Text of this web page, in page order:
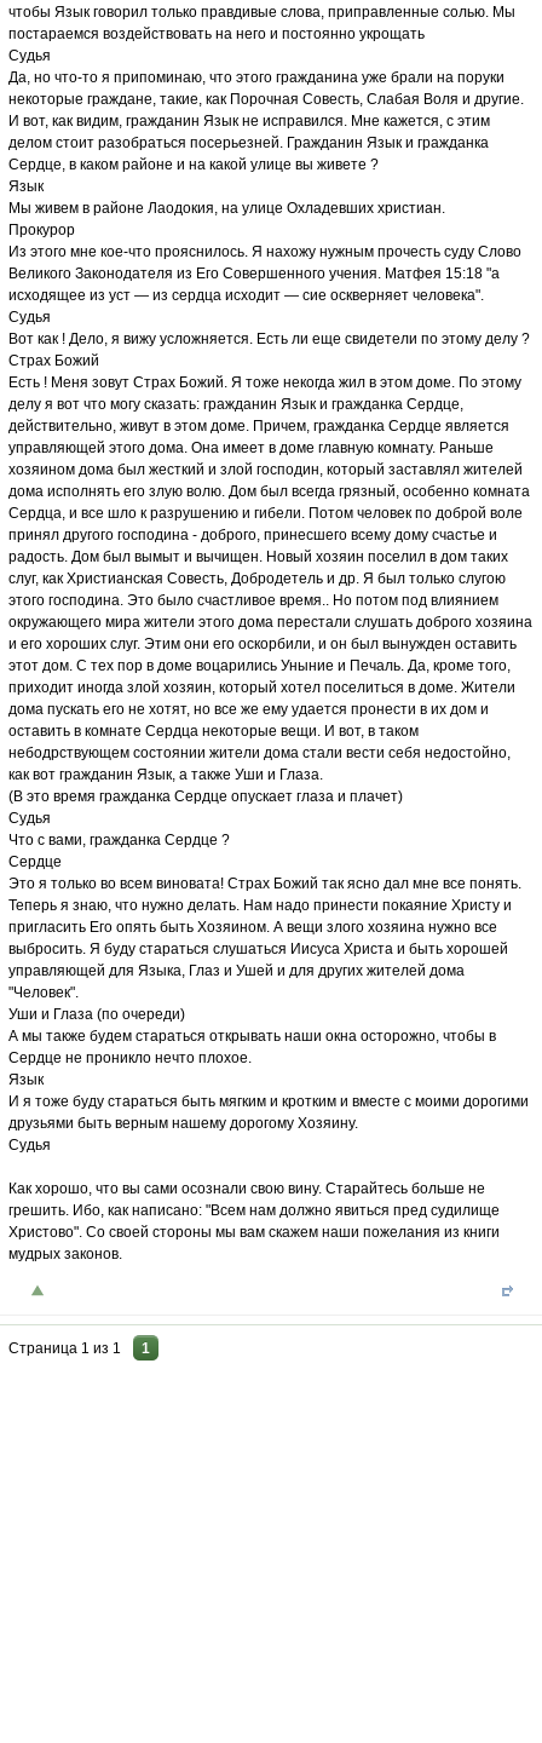
чтобы Язык говорил только правдивые слова, приправленные солью. Мы
постараемся воздействовать на него и постоянно укрощать
Судья
Да, но что-то я припоминаю, что этого гражданина уже брали на поруки
некоторые граждане, такие, как Порочная Совесть, Слабая Воля и другие.
И вот, как видим, гражданин Язык не исправился. Мне кажется, с этим
делом стоит разобраться посерьезней. Гражданин Язык и гражданка
Сердце, в каком районе и на какой улице вы живете ?
Язык
Мы живем в районе Лаодокия, на улице Охладевших христиан.
Прокурор
Из этого мне кое-что прояснилось. Я нахожу нужным прочесть суду Слово
Великого Законодателя из Его Совершенного учения. Матфея 15:18 "а
исходящее из уст — из сердца исходит — сие оскверняет человека".
Судья
Вот как ! Дело, я вижу усложняется. Есть ли еще свидетели по этому делу ?
Страх Божий
Есть ! Меня зовут Страх Божий. Я тоже некогда жил в этом доме. По этому
делу я вот что могу сказать: гражданин Язык и гражданка Сердце,
действительно, живут в этом доме. Причем, гражданка Сердце является
управляющей этого дома. Она имеет в доме главную комнату. Раньше
хозяином дома был жесткий и злой господин, который заставлял жителей
дома исполнять его злую волю. Дом был всегда грязный, особенно комната
Сердца, и все шло к разрушению и гибели. Потом человек по доброй воле
принял другого господина - доброго, принесшего всему дому счастье и
радость. Дом был вымыт и вычищен. Новый хозяин поселил в дом таких
слуг, как Христианская Совесть, Добродетель и др. Я был только слугою
этого господина. Это было счастливое время.. Но потом под влиянием
окружающего мира жители этого дома перестали слушать доброго хозяина
и его хороших слуг. Этим они его оскорбили, и он был вынужден оставить
этот дом. С тех пор в доме воцарились Уныние и Печаль. Да, кроме того,
приходит иногда злой хозяин, который хотел поселиться в доме. Жители
дома пускать его не хотят, но все же ему удается пронести в их дом и
оставить в комнате Сердца некоторые вещи. И вот, в таком
небодрствующем состоянии жители дома стали вести себя недостойно,
как вот гражданин Язык, а также Уши и Глаза.
(В это время гражданка Сердце опускает глаза и плачет)
Судья
Что с вами, гражданка Сердце ?
Сердце
Это я только во всем виновата! Страх Божий так ясно дал мне все понять.
Теперь я знаю, что нужно делать. Нам надо принести покаяние Христу и
пригласить Его опять быть Хозяином. А вещи злого хозяина нужно все
выбросить. Я буду стараться слушаться Иисуса Христа и быть хорошей
управляющей для Языка, Глаз и Ушей и для других жителей дома
"Человек".
Уши и Глаза (по очереди)
А мы также будем стараться открывать наши окна осторожно, чтобы в
Сердце не проникло нечто плохое.
Язык
И я тоже буду стараться быть мягким и кротким и вместе с моими дорогими
друзьями быть верным нашему дорогому Хозяину.
Судья
Как хорошо, что вы сами осознали свою вину. Старайтесь больше не
грешить. Ибо, как написано: "Всем нам должно явиться пред судилище
Христово". Со своей стороны мы вам скажем наши пожелания из книги
мудрых законов.
Страница 1 из 1 1